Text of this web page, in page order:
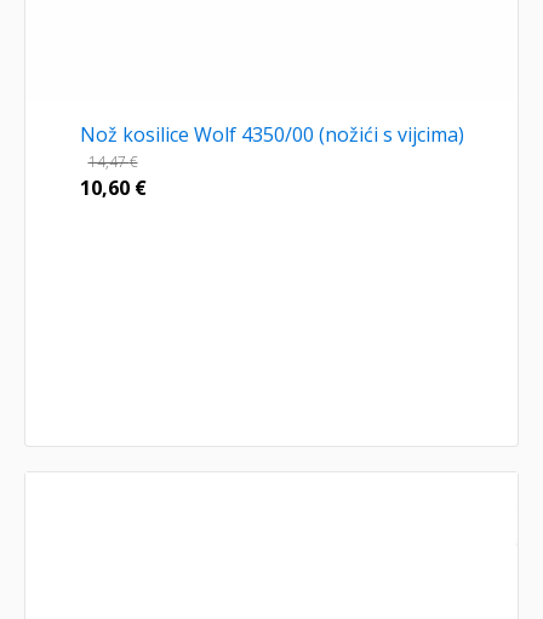
Nož kosilice Wolf 4350/00 (nožići s vijcima)
14,47€
10,60 €